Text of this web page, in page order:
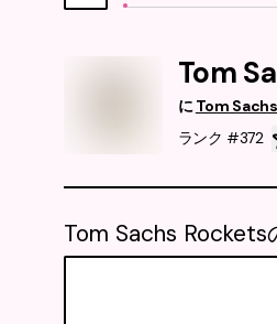
Tom
に Tom Sachs
ランク #372
Tom Sachs Rockets